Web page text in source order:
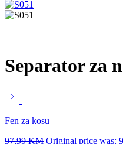
Separator za
Fen za kosu
97,99KM Original price was: